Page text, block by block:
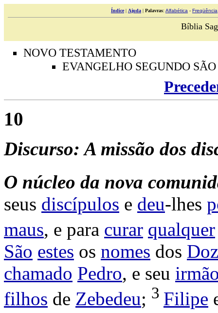
Índice| Ajuda | Palavras: Alfabética - Freqüência
Bíblia
NOVO TESTAMENTO
EVANGELHO SEGUNDO
10
Discurso: A missão dos
O núcleo da nova
seus discípulos e deu-lhes
maus, e para curar qualquer
São estes os nomes dos
chamado Pedro, e seu
filhos de Zebedeu; 3 Filipe